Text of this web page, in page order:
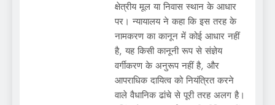
क्षेत्रीय मूल या निवास स्थान के आधार
पर। न्यायालय ने कहा कि इस तरह के
नामकरण का कानून में कोई आधार नहीं
है, यह किसी कानूनी रूप से संज्ञेय
वर्गीकरण के अनुरूप नहीं है, और
आपराधिक दायित्व को नियंत्रित करने
वाले वैधानिक ढांचे से पूरी तरह अलग है।